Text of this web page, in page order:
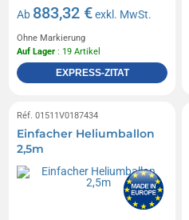
Ab 883,32 €exkl. MwSt.
Ohne Markierung
Auf Lager : 19 Artikel
EXPRESS-ZITAT
Réf. 01511V0187434
Einfacher Heliumballon
2,5m